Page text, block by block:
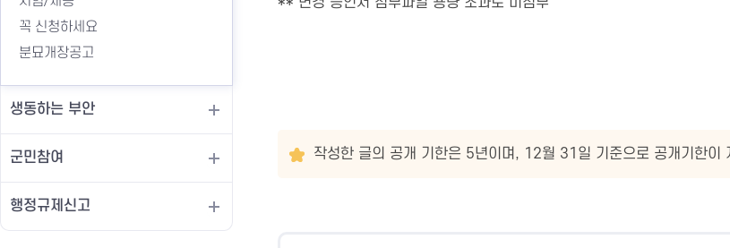
꼭 신청하세요
분묘개장공고
생동하는 부안
군민참여
행정규제신고
작성한 글의 공개 기한은 5년이며, 12월 31일 기준으로 공개기한이